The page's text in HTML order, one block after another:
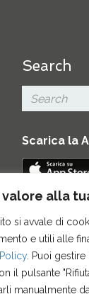
valore alla
si avvale di
e utili alle
. Puoi
il pulsante
manualmente
Search
Scarica la
sito|Credits
Archivio